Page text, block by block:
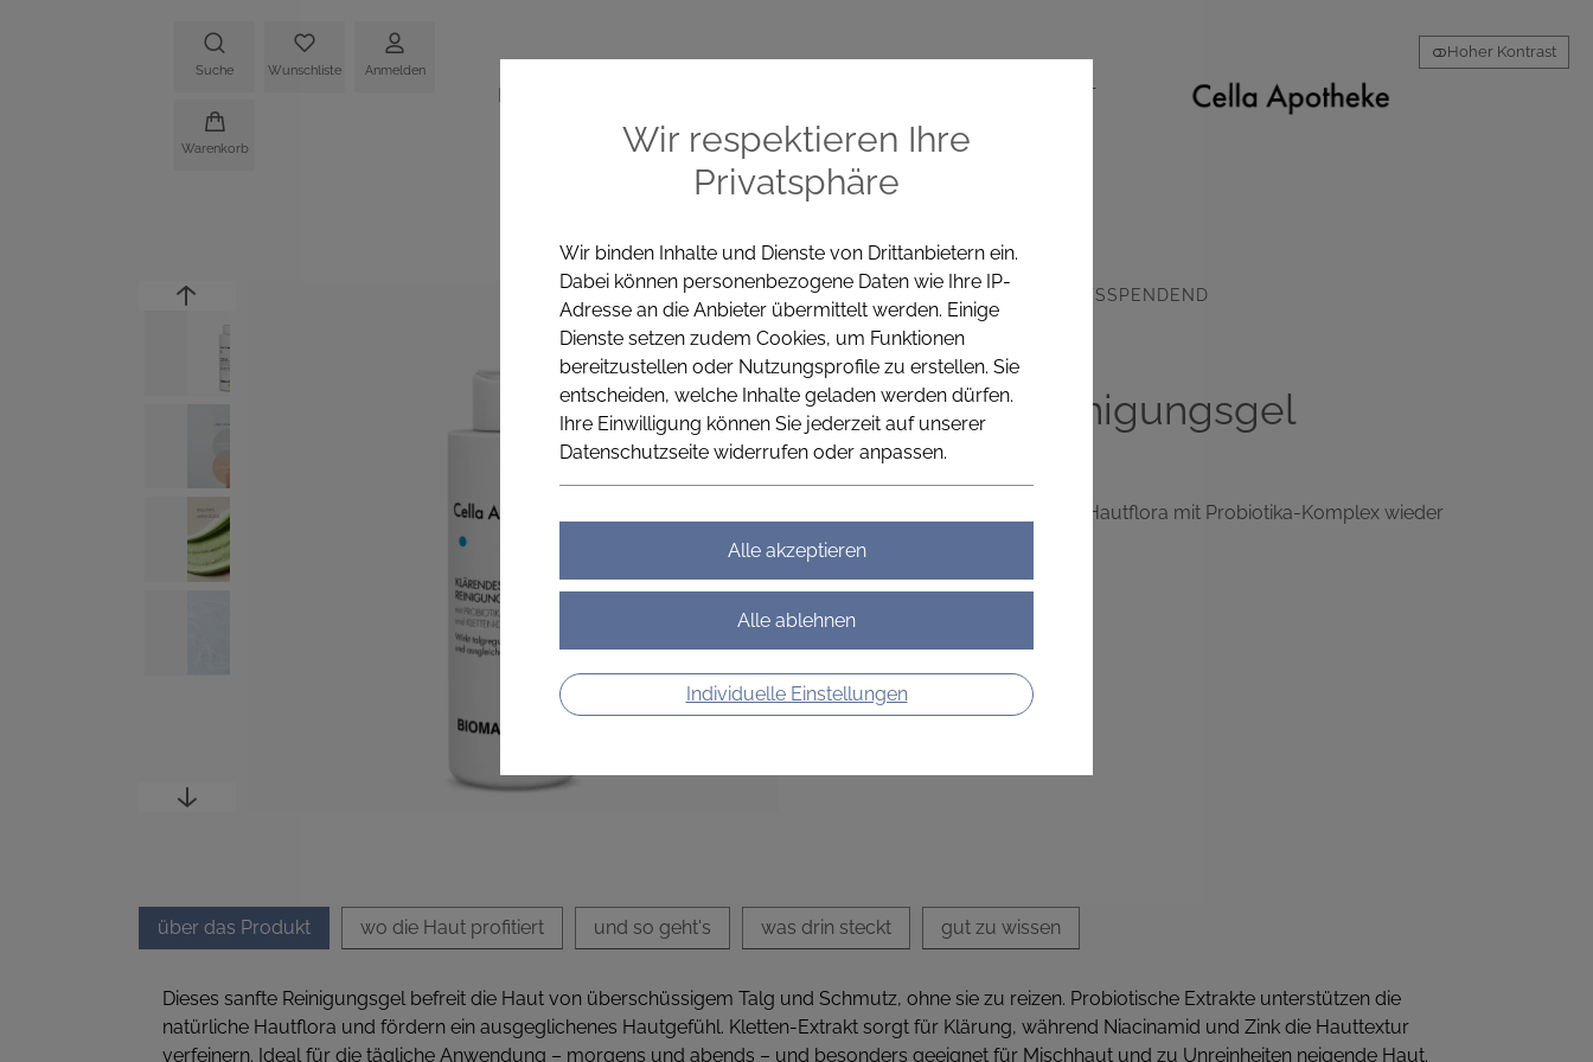
Hoher Kontrast
Suche Wunschliste Anmelden
Warenkorb
HOME KONTAKT
FEUCHTIGKEITSSPENDEND
Cella Apotheke
Klärendes Reinigungsgel
Reinigt porentief und bringt die Hautflora mit Probiotika-Komplex wieder
ins Gleichgewicht.
€ 18,90
Preis inkl. MwSt.
zzgl. Versandkosten
über das Produkt wo die Haut profitiert und so geht's was drin steckt gut zu wissen
Dieses sanfte Reinigungsgel befreit die Haut von überschüssigem Talg und Schmutz, ohne sie zu reizen. Probiotische Extrakte unterstützen die
natürliche Hautflora und fördern ein ausgeglichenes Hautgefühl. Kletten-Extrakt sorgt für Klärung, während Niacinamid und Zink die Hauttextur
verfeinern. Ideal für die tägliche Anwendung – morgens und abends – und besonders geeignet für Mischhaut und zu Unreinheiten neigende Haut.
Wir respektieren Ihre
Privatsphäre
Wir binden Inhalte und Dienste von Drittanbietern ein.
Dabei können personenbezogene Daten wie Ihre IP-
Adresse an die Anbieter übermittelt werden. Einige
Dienste setzen zudem Cookies, um Funktionen
bereitzustellen oder Nutzungsprofile zu erstellen. Sie
entscheiden, welche Inhalte geladen werden dürfen.
Ihre Einwilligung können Sie jederzeit auf unserer
Datenschutzseite widerrufen oder anpassen.
Individuelle Einstellungen